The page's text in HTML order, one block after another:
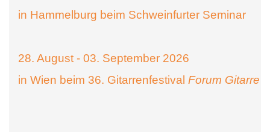
in Hammelburg beim Schweinfurter Seminar
28. August - 03. September 2026
in Wien beim 36. Gitarrenfestival Forum Gitarre